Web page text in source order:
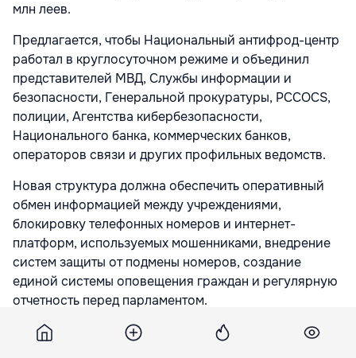
млн леев.
Предлагается, чтобы Национальный антифрод-центр
работал в круглосуточном режиме и объединил
представителей МВД, Службы информации и
безопасности, Генеральной прокуратуры, PCCOCS,
полиции, Агентства кибербезопасности,
Национального банка, коммерческих банков,
операторов связи и других профильных ведомств.
Новая структура должна обеспечить оперативный
обмен информацией между учреждениями,
блокировку телефонных номеров и интернет-
платформ, используемых мошенниками, внедрение
систем защиты от подмены номеров, создание
единой системы оповещения граждан и регулярную
отчетность перед парламентом.
Кроме того, комиссия рекомендует ужесточить